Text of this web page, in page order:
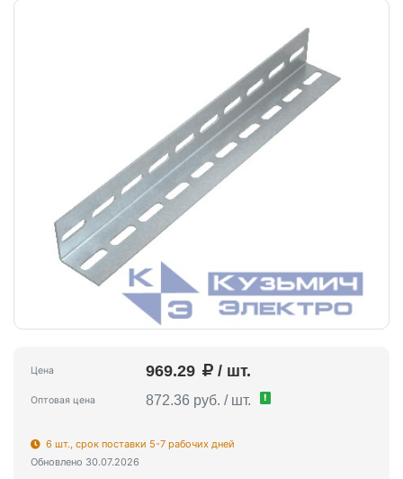
Цена 969.29 / шт.
Оптовая цена 872.36 руб. / шт. !
6 шт., срок поставки 5-7 рабочих дней
Обновлено 30.07.2026